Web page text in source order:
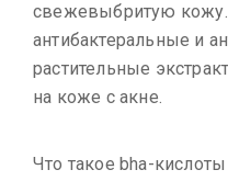
свежевыбритую кожу.
антибактеральные и
растительные
на коже с акне.
Что такое bha-